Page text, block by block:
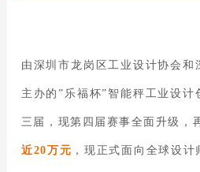
由深圳市龙岗区工业设计协会和
主办的”乐福杯”智能秤工业设
三届，现第四届赛事全面升级，
近20万元 ，现正式面向全球设